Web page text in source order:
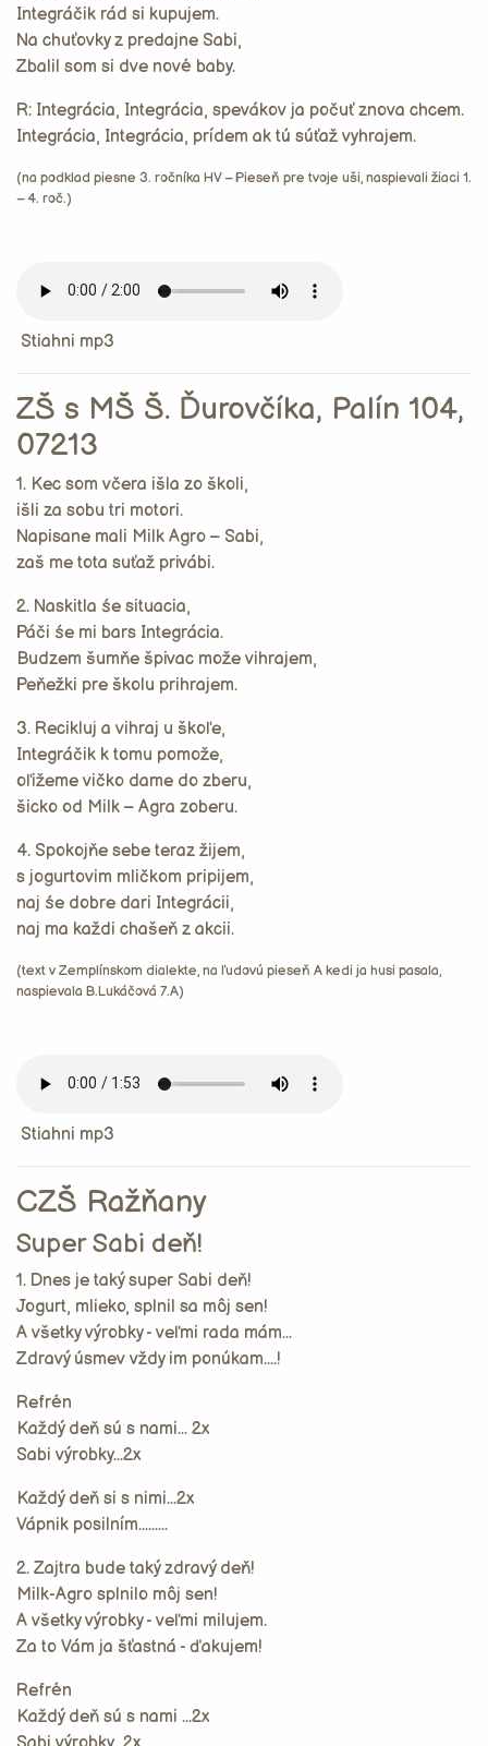
Integráčik rád si kupujem.
Na chuťovky z predajne Sabi,
Zbalil som si dve nové baby.
R: Integrácia, Integrácia, spevákov ja počuť znova chcem.
Integrácia, Integrácia, prídem ak tú súťaž vyhrajem.
(na podklad piesne 3. ročníka HV – Pieseň pre tvoje uši, naspievali žiaci 1.
– 4. roč.)
Stiahni mp3
ZŠ s MŠ Š. Ďurovčíka, Palín 104,
07213
1. Kec som včera išla zo školi,
išli za sobu tri motori.
Napisane mali Milk Agro – Sabi,
zaš me tota suťaž privábi.
2. Naskitla śe situacia,
Páči śe mi bars Integrácia.
Budzem šumňe špivac može vihrajem,
Peňežki pre školu prihrajem.
3. Recikluj a vihraj u škoľe,
Integráčik k tomu pomože,
oľižeme vičko dame do zberu,
šicko od Milk – Agra zoberu.
4. Spokojňe sebe teraz žijem,
s jogurtovim mličkom pripijem,
naj śe dobre dari Integrácii,
naj ma každi chašeň z akcii.
(text v Zemplínskom dialekte, na ľudovú pieseň A kedi ja husi pasala,
naspievala B.Lukáčová 7.A)
Stiahni mp3
CZŠ Ražňany
Super Sabi deň!
1. Dnes je taký super Sabi deň!
Jogurt, mlieko, splnil sa môj sen!
A všetky výrobky - veľmi rada mám...
Zdravý úsmev vždy im ponúkam....!
Refrén
Každý deň sú s nami... 2x
Sabi výrobky...2x
Každý deň si s nimi...2x
Vápnik posilním.........
2. Zajtra bude taký zdravý deň!
Milk-Agro splnilo môj sen!
A všetky výrobky - veľmi milujem.
Za to Vám ja šťastná - ďakujem!
Refrén
Každý deň sú s nami ...2x